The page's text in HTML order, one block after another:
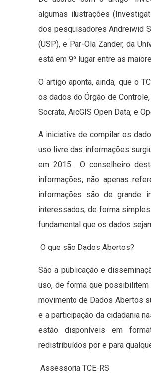
algumas ilustrações
dos pesquisadores Andreiwid
(USP), e Pär-Ola Zander, da
está em 9º lugar entre as
O artigo aponta, ainda, que o
os dados do Órgão de
Socrata, ArcGIS Open Data, e
A iniciativa de compilar os
uso livre das informações
em 2015. O conselheiro
informações, não apenas
informações são de grande
interessados, de forma
fundamental que os dados
O que são Dados Abertos?
São a publicação e
uso, de forma que possibilitem
movimento de Dados Abertos
e a participação da cidadania
estão disponíveis em
redistribuídos por e para
Assessoria TCE-RS